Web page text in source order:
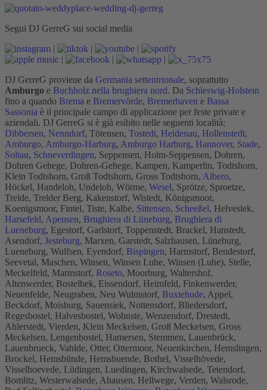
Segui DJ GerreG sui social media
|
|
|
|
|
|
DJ GerreG proviene da Germania settentrionale, soprattutto
Amburgo e Buchholz nella brughiera nord. Da Schleswig-Holstein
fino a quando Brema e Bremervörde, Bremerhaven e Bassa
Sassonia è il principale campo di applicazione per feste private e
aziendali. DJ GerreG si è già esibito nelle seguenti località:
Dibbersen, Nenndorf, Tötensen, Tostedt, Heidenau, Hollenstedt,
Amburgo, Amburgo-Harburg, Amburgo Harburg, Hannover, Stade,
Soltau, Schneverdingen, Seppensen, Holm-Seppensen, Dohren,
Dohren Gehege, Dohren-Gehege, Kampen, Kamperlin, Todtshorn,
Klein Todtshorn, Groß Todtshorn, Gross Todtshorn, Albero,
Höckel, Handeloh, Undeloh, Wörme, Wesel, Sprötze, Sproetze,
Trelde, Trelder Berg, Kakenstorf, Wistedt, Königsmoor,
Koenigsmoor, Fintel, Tiste, Kalbe, Sittensen, Scheeßel, Helvesiek,
Harsefeld, Apensen, Brughiera di Lüneburg, Brughiera di
Lueneburg, Egestorf, Garlstorf, Toppenstedt, Brackel, Hanstedt,
Asendorf, Jesteburg, Marxen, Garstedt, Salzhausen, Lüneburg,
Lueneburg, Wulfsen, Eyendorf, Bispingen, Harmstorf, Bendestorf,
Seevetal, Maschen, Winsen, Winsen Luhe, Winsen (Luhe), Stelle,
Meckelfeld, Marmstorf, Roseto, Moorburg, Waltershof,
Altenwerder, Bostelbek, Eissendorf, Heimfeld, Finkenwerder,
Neuenfelde, Neugraben, Neu Wulmstorf, Buxtehude, Appel,
Beckdorf, Moisburg, Sauensiek, Nottensdorf, Bliedersdorf,
Regesbostel, Halvesbostel, Wohnste, Wenzendorf, Drestedt,
Ahlerstedt, Vierden, Klein Meckelsen, Groß Meckelsen, Gross
Meckelsen, Lengenbostel, Hamersen, Stemmen, Lauenbrück,
Lauenbrueck, Vahlde, Otter, Ottermoor, Neuenkirchen, Hemslingen,
Brockel, Hemsbünde, Hemsbuende, Bothel, Visselhövede,
Visselhoevede, Lüdingen, Luedingen, Kirchwalsede, Tetendorf,
Bomlitz, Westerwalsede, Ahausen, Hellwege, Verden, Walsrode,